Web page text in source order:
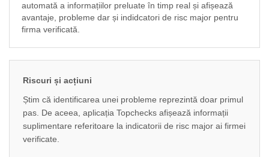
automată a informațiilor preluate în timp real și afișează
avantaje, probleme dar și indidcatori de risc major pentru
firma verificată.
Riscuri și acțiuni
Știm că identificarea unei probleme reprezintă doar primul
pas. De aceea, aplicația Topchecks afișează informații
suplimentare referitoare la indicatorii de risc major ai firmei
verificate.